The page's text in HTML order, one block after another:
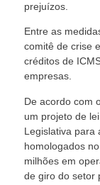
prejuízos.
Entre as
comitê de crise
créditos de
empresas.
De acordo com
um projeto de
Legislativa para
homologados
milhões em
de giro do setor